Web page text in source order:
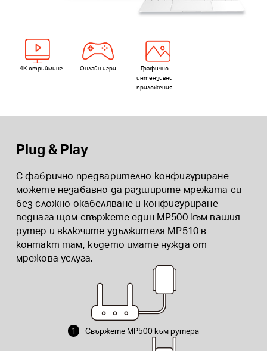
4K стрийминг Онлайн игри
Графично
интензивни
приложения
Plug & Play
С фабрично предварително конфигуриране
можете незабавно да разширите мрежата си
без сложно окабеляване и конфигуриране
веднага щом свържете един MP500 към вашия
рутер и включите удължителя MP510 в
контакт там, където имате нужда от
мрежова услуга.
1 Свържете MP500 към рутера